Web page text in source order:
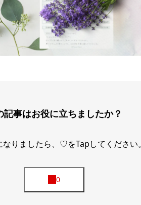
記事はお役に立ちましたか？
なりましたら、♡をTapしてください。